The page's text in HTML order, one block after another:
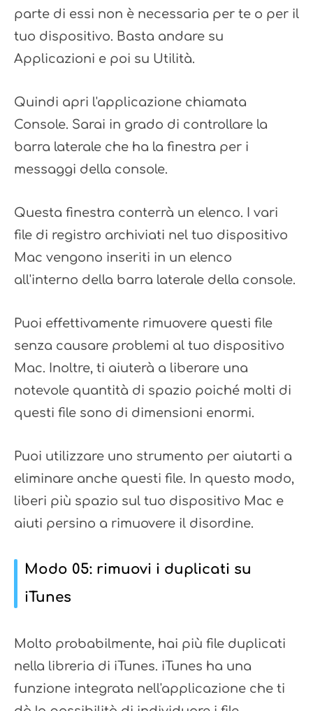
parte di essi non è necessaria per te o per il
tuo dispositivo. Basta andare su
Applicazioni e poi su Utilità.
Quindi apri l'applicazione chiamata
Console. Sarai in grado di controllare la
barra laterale che ha la finestra per i
messaggi della console.
Questa finestra conterrà un elenco. I vari
file di registro archiviati nel tuo dispositivo
Mac vengono inseriti in un elenco
all'interno della barra laterale della console.
Puoi effettivamente rimuovere questi file
senza causare problemi al tuo dispositivo
Mac. Inoltre, ti aiuterà a liberare una
notevole quantità di spazio poiché molti di
questi file sono di dimensioni enormi.
Puoi utilizzare uno strumento per aiutarti a
eliminare anche questi file. In questo modo,
liberi più spazio sul tuo dispositivo Mac e
aiuti persino a rimuovere il disordine.
Modo 05: rimuovi i duplicati su
iTunes
Molto probabilmente, hai più file duplicati
nella libreria di iTunes. iTunes ha una
funzione integrata nell'applicazione che ti